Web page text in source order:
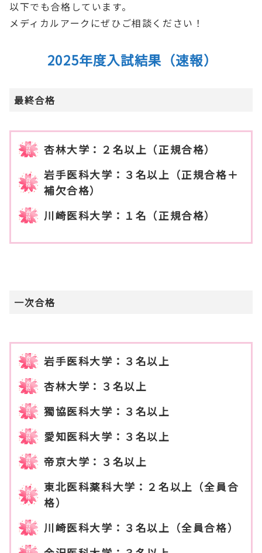
以下でも合格しています。
メディカルアークにぜひご相談ください！
2025年度入試結果（速報）
最終合格
杏林大学：２名以上（正規合格）
岩手医科大学：３名以上（正規合格＋
補欠合格）
川崎医科大学：１名（正規合格）
一次合格
岩手医科大学：３名以上
杏林大学：３名以上
獨協医科大学：３名以上
愛知医科大学：３名以上
帝京大学：３名以上
東北医科薬科大学：２名以上（全員合
格）
川崎医科大学：３名以上（全員合格）